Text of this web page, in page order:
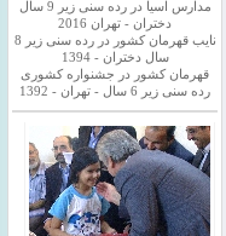
مدارس اسیا در رده سنی زیر 9 سال
دختران - تهران 2016
نایب قهرمان کشور در رده سنی زیر 8
سال دختران - 1394
قهرمان کشور در جشنواره کشوری
رده سنی زیر 6 سال - تهران - 1392